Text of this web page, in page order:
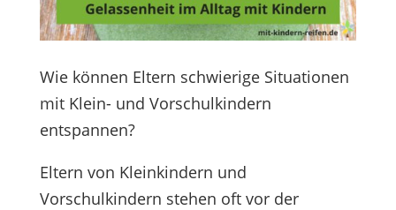
Wie können Eltern schwierige Situationen
mit Klein- und Vorschulkindern
entspannen?
Eltern von Kleinkindern und
Vorschulkindern stehen oft vor der